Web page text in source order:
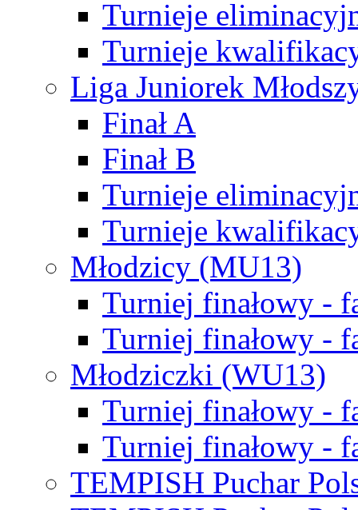
Turnieje
Turnieje
Liga Juniorek
Finał A
Finał B
Turnieje
Turnieje
Młodzicy (MU13)
Turniej finałowy -
Turniej finałowy -
Młodziczki (WU13)
Turniej finałowy -
Turniej finałowy -
TEMPISH Puchar